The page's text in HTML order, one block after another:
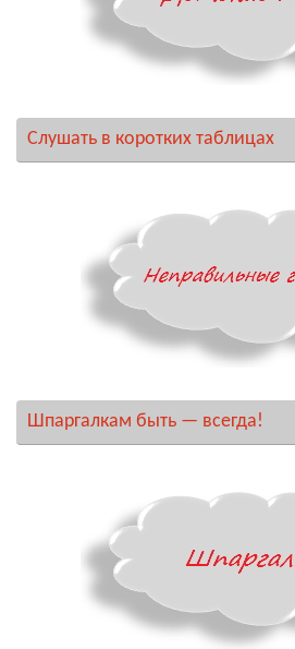
Слушать в коротких таблицах
Шпаргалкам быть — всегда!